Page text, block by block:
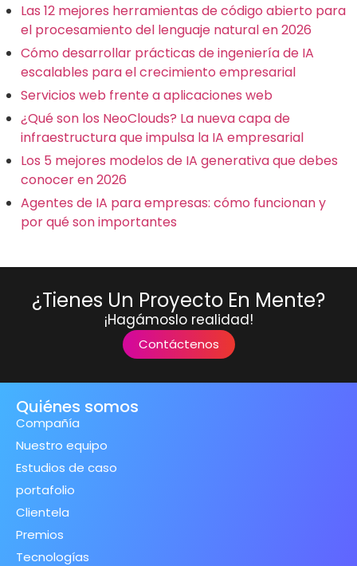
Las 12 mejores herramientas de código abierto para
el procesamiento del lenguaje natural en 2026
Cómo desarrollar prácticas de ingeniería de IA
escalables para el crecimiento empresarial
Servicios web frente a aplicaciones web
¿Qué son los NeoClouds? La nueva capa de
infraestructura que impulsa la IA empresarial
Los 5 mejores modelos de IA generativa que debes
conocer en 2026
Agentes de IA para empresas: cómo funcionan y
por qué son importantes
¿Tienes Un Proyecto En Mente?
¡Hagámoslo realidad!
Contáctenos
Quiénes somos
Compañía
Nuestro equipo
Estudios de caso
portafolio
Clientela
Premios
Tecnologías